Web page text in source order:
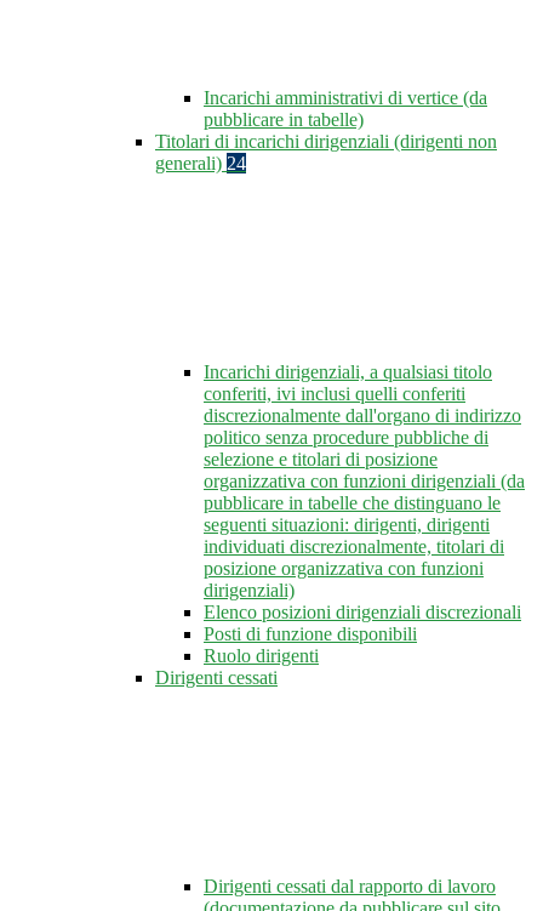
Incarichi amministrativi di vertice (da
pubblicare in tabelle)
Titolari di incarichi dirigenziali (dirigenti non
generali) 24
Incarichi dirigenziali, a qualsiasi titolo
conferiti, ivi inclusi quelli conferiti
discrezionalmente dall'organo di indirizzo
politico senza procedure pubbliche di
selezione e titolari di posizione
organizzativa con funzioni dirigenziali (da
pubblicare in tabelle che distinguano le
seguenti situazioni: dirigenti, dirigenti
individuati discrezionalmente, titolari di
posizione organizzativa con funzioni
dirigenziali)
Elenco posizioni dirigenziali discrezionali
Posti di funzione disponibili
Ruolo dirigenti
Dirigenti cessati
Dirigenti cessati dal rapporto di lavoro